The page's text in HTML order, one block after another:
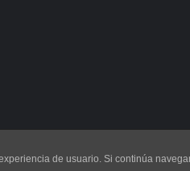
de usuario. Si continúa